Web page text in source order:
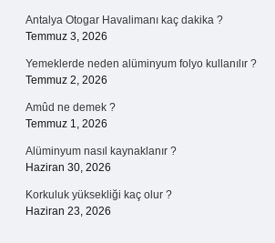
Antalya Otogar Havalimanı kaç dakika ?
Temmuz 3, 2026
Yemeklerde neden alüminyum folyo kullanılır ?
Temmuz 2, 2026
Amûd ne demek ?
Temmuz 1, 2026
Alüminyum nasıl kaynaklanır ?
Haziran 30, 2026
Korkuluk yüksekliği kaç olur ?
Haziran 23, 2026